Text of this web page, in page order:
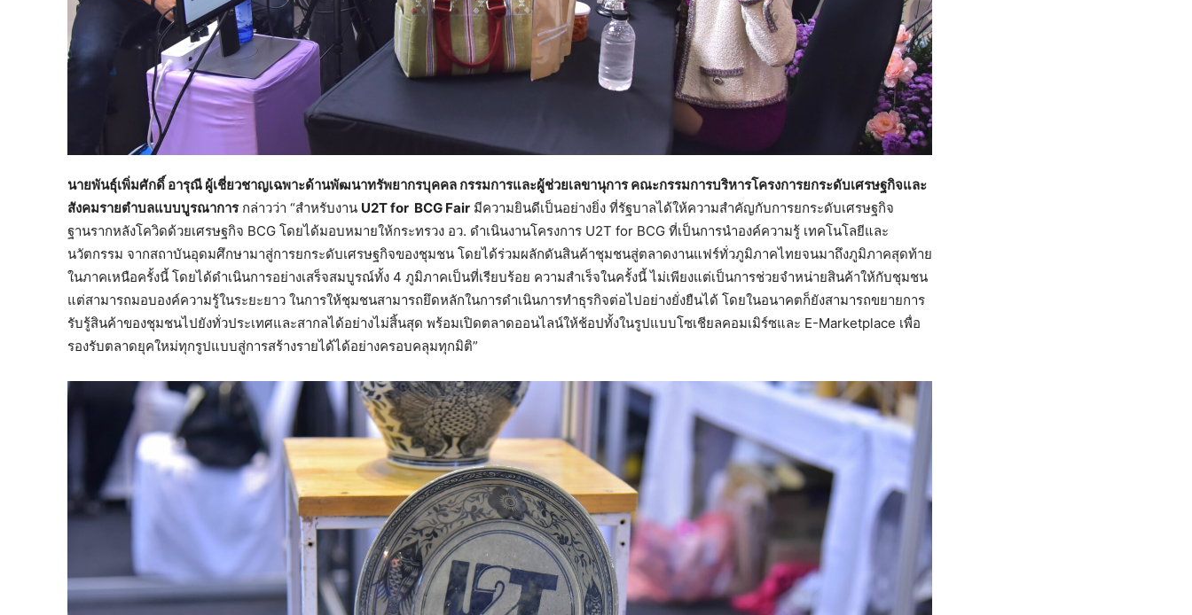
นายพันธุ์เพิ่มศักดิ์ อารุณี ผู้เชี่ยวชาญเฉพาะด้านพัฒนาทรัพยากรบุคคล กรรมการและผู้ช่วยเลขานุการ คณะกรรมการบริหารโครงการยกระดับเศรษฐกิจและ
สังคมรายตำบลแบบบูรณาการกล่าวว่า “สำหรับงาน U2T for BCG Fair มีความยินดีเป็นอย่างยิ่ง ที่รัฐบาลได้ให้ความสำคัญกับการยกระดับเศรษฐกิจ
ฐานรากหลังโควิดด้วยเศรษฐกิจ BCG โดยได้มอบหมายให้กระทรวง อว. ดำเนินงานโครงการ U2T for BCG ที่เป็นการนำองค์ความรู้ เทคโนโลยีและ
นวัตกรรม จากสถาบันอุดมศึกษามาสู่การยกระดับเศรษฐกิจของชุมชน โดยได้ร่วมผลักดันสินค้าชุมชนสู่ตลาดงานแฟร์ทั่วภูมิภาคไทยจนมาถึงภูมิภาคสุดท้าย
ในภาคเหนือครั้งนี้ โดยได้ดำเนินการอย่างเสร็จสมบูรณ์ทั้ง 4 ภูมิภาคเป็นที่เรียบร้อย ความสำเร็จในครั้งนี้ ไม่เพียงแต่เป็นการช่วยจำหน่ายสินค้าให้กับชุมชน
แต่สามารถมอบองค์ความรู้ในระยะยาว ในการให้ชุมชนสามารถยึดหลักในการดำเนินการทำธุรกิจต่อไปอย่างยั่งยืนได้ โดยในอนาคตก็ยังสามารถขยายการ
รับรู้สินค้าของชุมชนไปยังทั่วประเทศและสากลได้อย่างไม่สิ้นสุด พร้อมเปิดตลาดออนไลน์ให้ช้อปทั้งในรูปแบบโซเชียลคอมเมิร์ซและ E-Marketplace เพื่อ
รองรับตลาดยุคใหม่ทุกรูปแบบสู่การสร้างรายได้ได้อย่างครอบคลุมทุกมิติ”